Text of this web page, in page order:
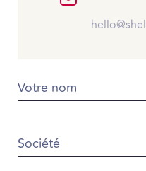
Votre nom
Société